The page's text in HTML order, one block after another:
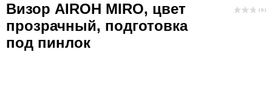
Визор AIROH MIRO, цвет
прозрачный, подготовка
под пинлок
( 0 )